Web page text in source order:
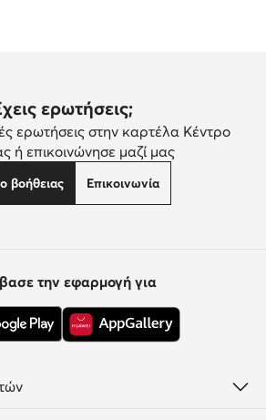
ερωτήσεις;
ερωτήσεις στην καρτέλα Κέντρο
ή επικοινώνησε μαζί μας
βοήθειας Επικοινωνία
την εφαρμογή για